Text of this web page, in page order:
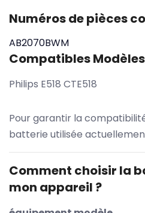
Numéros de pièces
AB2070BWM
Compatibles Modèles
Philips E518 CTE518
Pour garantir la
batterie utilisée
Comment choisir la
mon appareil ?